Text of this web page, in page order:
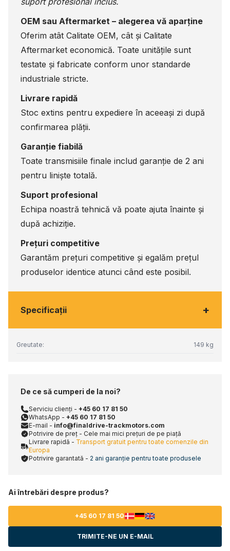
OEM sau Aftermarket – alegerea vă aparține
Oferim atât Calitate OEM, cât și Calitate
Aftermarket economică. Toate unitățile sunt
testate și fabricate conform unor standarde
industriale stricte.
Livrare rapidă
Stoc extins pentru expediere în aceeași zi după
confirmarea plății.
Garanție fiabilă
Toate transmisiile finale includ garanție de 2 ani
pentru liniște totală.
Suport profesional
Echipa noastră tehnică vă poate ajuta înainte și
după achiziție.
Prețuri competitive
Garantăm prețuri competitive și egalăm prețul
produselor identice atunci când este posibil.
Specificaţii +
Greutate: 149 kg
De ce să cumperi de la noi?
Serviciu clienți - +45 60 17 81 50
WhatsApp - +45 60 17 81 50
E-mail - info@finaldrive-trackmotors.com
Potrivire de preț - Cele mai mici prețuri de pe piață
Livrare rapidă - Transport gratuit pentru toate comenzile din
Europa
Potrivire garantată - 2 ani garanție pentru toate produsele
Ai întrebări despre produs?
+45 60 17 81 50
TRIMITE-NE UN E-MAIL